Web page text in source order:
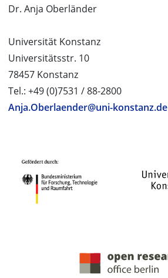
Dr. Anja Oberländer
Universität Konstanz
Universitätsstr. 10
78457 Konstanz
Tel.: +49 (0)7531 / 88-2800
Anja.Oberlaender@uni-konstanz.de